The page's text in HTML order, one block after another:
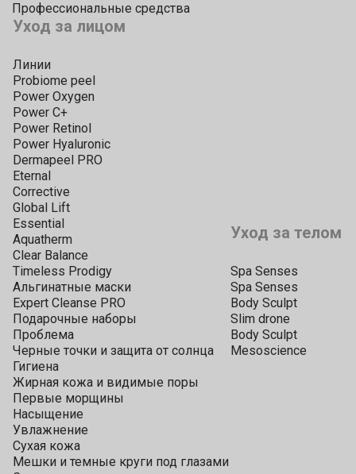
Профессиональные средства
Уход за лицом
Линии
Probiome peel
Power Oxygen
Power C+
Power Retinol
Power Hyaluronic
Dermapeel PRO
Eternal
Corrective
Global Lift
Essential
Aquatherm
Clear Balance
Timeless Prodigy
Альгинатные маски
Expert Cleanse PRO
Подарочные наборы
Проблема
Черные точки и защита от солнца
Гигиена
Жирная кожа и видимые поры
Первые морщины
Насыщение
Увлажнение
Сухая кожа
Мешки и темные круги под глазами
Уход за телом
Spa Senses
Spa Senses
Body Sculpt
Slim drone
Body Sculpt
Mesoscience